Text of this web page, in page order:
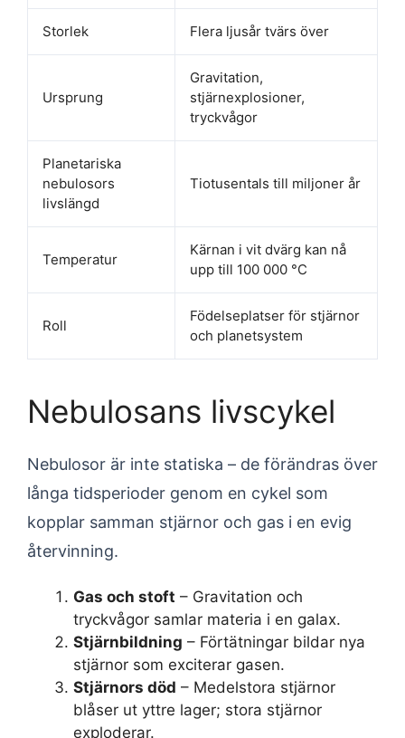
Storlek Flera ljusår tvärs över
Ursprung
Gravitation,
stjärnexplosioner,
tryckvågor
Planetariska
nebulosors
livslängd
Tiotusentals till miljoner år
Temperatur
Kärnan i vit dvärg kan nå
upp till 100 000 °C
Roll
Födelseplatser för stjärnor
och planetsystem
Nebulosans livscykel
Nebulosor är inte statiska – de förändras över
långa tidsperioder genom en cykel som
kopplar samman stjärnor och gas i en evig
återvinning.
Gas och stoft – Gravitation och
tryckvågor samlar materia i en galax.
Stjärnbildning – Förtätningar bildar nya
stjärnor som exciterar gasen.
Stjärnors död – Medelstora stjärnor
blåser ut yttre lager; stora stjärnor
exploderar.